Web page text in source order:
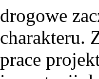
drogowe
charakteru.
prace